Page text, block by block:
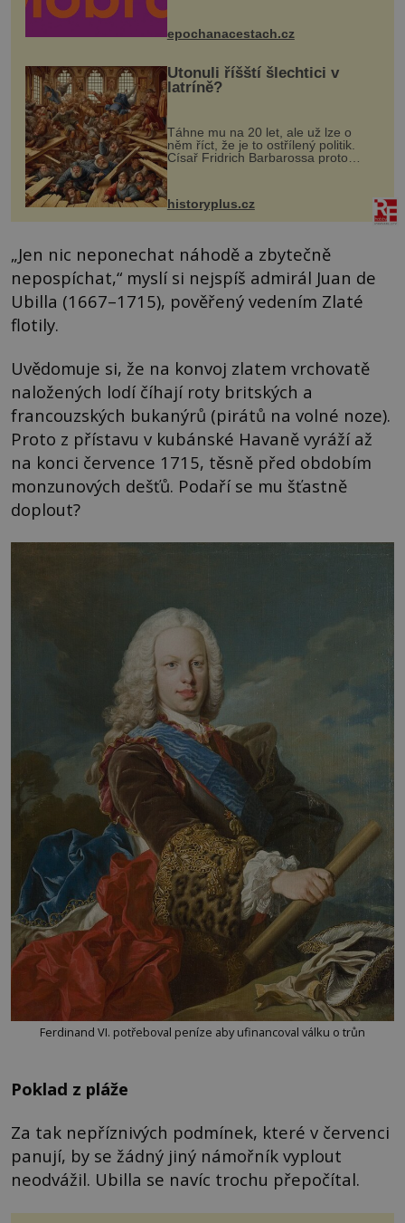
mohou těšit na víno, burčák, pes...
epochanacestach.cz
Utonuli říšští šlechtici v
latríně?
Táhne mu na 20 let, ale už lze o
něm říct, že je to ostřílený politik.
Císař Fridrich Barbarossa proto
posílá svého syna a dědice Jindřicha
VI. do Erfurtu, aby se stal
prostředníkem při řešení sporu m...
historyplus.cz
„Jen nic neponechat náhodě a zbytečně
nepospíchat,“ myslí si nejspíš admirál Juan de
Ubilla (1667–1715), pověřený vedením Zlaté
flotily.
Uvědomuje si, že na konvoj zlatem vrchovatě
naložených lodí číhají roty britských a
francouzských bukanýrů (pirátů na volné noze).
Proto z přístavu v kubánské Havaně vyráží až
na konci července 1715, těsně před obdobím
monzunových dešťů. Podaří se mu šťastně
doplout?
Ferdinand VI. potřeboval peníze aby ufinancoval válku o trůn
Poklad z pláže
Za tak nepříznivých podmínek, které v červenci
panují, by se žádný jiný námořník vyplout
neodvážil. Ubilla se navíc trochu přepočítal.